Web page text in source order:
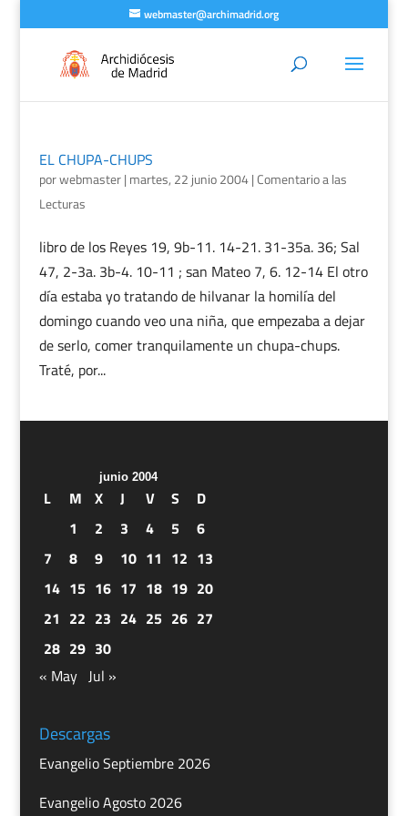
webmaster@archimadrid.org
EL CHUPA-CHUPS
porwebmaster| martes, 22 junio 2004|Comentario a las
Lecturas
libro de los Reyes 19, 9b-11. 14-21. 31-35a. 36; Sal
47, 2-3a. 3b-4. 10-11 ; san Mateo 7, 6. 12-14 El otro
día estaba yo tratando de hilvanar la homilía del
domingo cuando veo una niña, que empezaba a dejar
de serlo, comer tranquilamente un chupa-chups.
Traté, por...
junio 2004
L M X J V S
D
1
2 3 4 5
6
7
8 9 10 11 12 13
14 15 16 17 18 19 20
21 22 23 24 25 26 27
28 29 30
« May Jul »
Descargas
Evangelio Septiembre 2026
Evangelio Agosto 2026